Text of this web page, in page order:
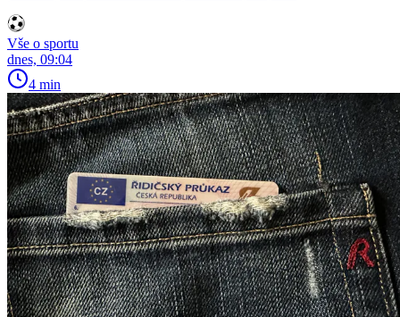
Vše o sportu
dnes, 09:04
4 min